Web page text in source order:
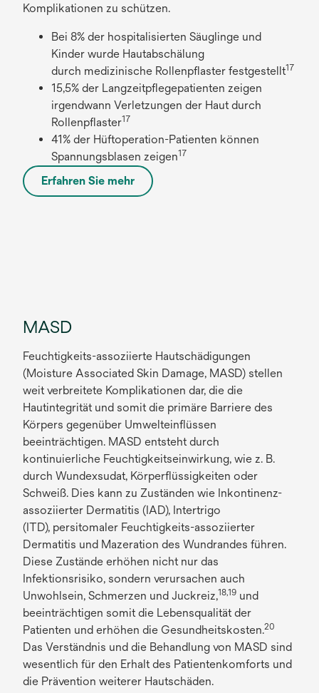
Komplikationen zu schützen.
Bei 8% der hospitalisierten Säuglinge und
Kinder wurde Hautabschälung
durch medizinische Rollenpflaster festgestellt17
15,5% der Langzeitpflegepatienten zeigen
irgendwann Verletzungen der Haut durch
Rollenpflaster17
41% der Hüftoperation-Patienten können
Spannungsblasen zeigen17
Erfahren Sie mehr
w
r
n
e
u
e
n
R
e
g
i
s
t
e
r
k
a
r
t
e
g
MASD
Feuchtigkeits-assoziierte Hautschädigungen
(Moisture Associated Skin Damage, MASD) stellen
weit verbreitete Komplikationen dar, die die
Hautintegrität und somit die primäre Barriere des
Körpers gegenüber Umwelteinflüssen
beeinträchtigen. MASD entsteht durch
kontinuierliche Feuchtigkeitseinwirkung, wie z. B.
durch Wundexsudat, Körperflüssigkeiten oder
Schweiß. Dies kann zu Zuständen wie Inkontinenz-
assoziierter Dermatitis (IAD), Intertrigo
(ITD), persitomaler Feuchtigkeits-assoziierter
Dermatitis und Mazeration des Wundrandes führen.
Diese Zustände erhöhen nicht nur das
Infektionsrisiko, sondern verursachen auch
Unwohlsein, Schmerzen und Juckreiz,18,19 und
beeinträchtigen somit die Lebensqualität der
Patienten und erhöhen die Gesundheitskosten.20
Das Verständnis und die Behandlung von MASD sind
wesentlich für den Erhalt des Patientenkomforts und
die Prävention weiterer Hautschäden.